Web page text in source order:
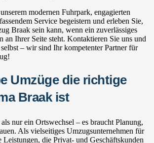
modernen Fuhrpark, engagierten
Service begeistern und erleben Sie,
Braak sein kann, wenn ein zuverlässiges
an Ihrer Seite steht. Kontaktieren Sie uns und
– wir sind Ihr kompetenter Partner für
Umzüge die richtige
Braak ist
nur ein Ortswechsel – es braucht Planung,
Als vielseitiges Umzugsunternehmen für
die Privat- und Geschäftskunden